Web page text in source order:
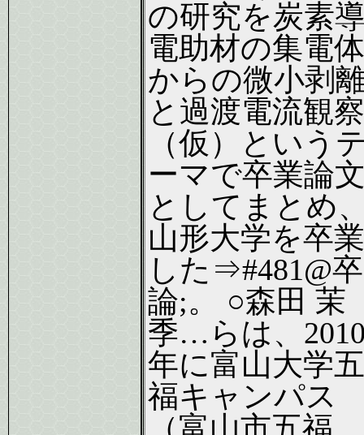
の研究を炭素
電助材の集電体
からの微小剥
と過渡電流観察
（仮）という
ーマで卒業論
としてまとめ
山形大学を卒業
した⇒#481@卒
論;。 ○森田 茉
季…らは、
年に富山大学五
福キャンパス
（富山市五福